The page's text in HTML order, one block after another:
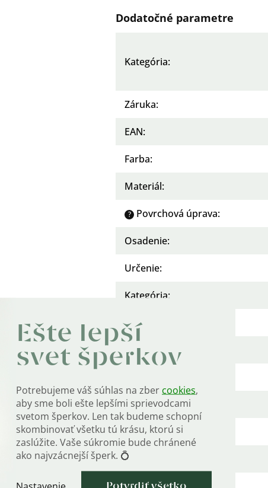
Ešte lepší
svet šperkov
Potrebujeme váš súhlas na zber cookies,
aby sme boli ešte lepšími sprievodcami
svetom šperkov. Len tak budeme schopní
skombinovať všetku tú krásu, ktorú si
zaslúžite. Vaše súkromie bude chránené
ako najvzácnejší šperk. 💍
Potvrdiť všetko
Dodatočné parametre
Kategória:
Záruka:
EAN:
Farba:
Materiál:
? Povrchová úprava:
Osadenie:
Určenie:
Kategória:
Motív
Styl
Rýdzost:
Hmotnosť:
Šírka